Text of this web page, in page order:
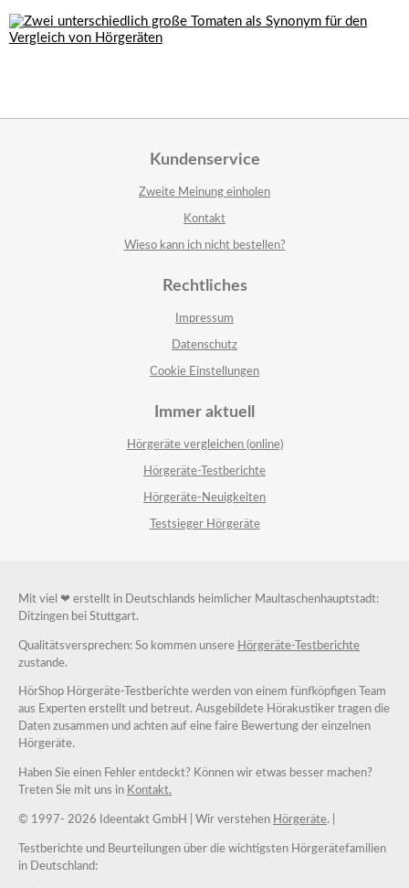
Kundenservice
Zweite Meinung einholen
Kontakt
Wieso kann ich nicht bestellen?
Rechtliches
Impressum
Datenschutz
Cookie Einstellungen
Immer aktuell
Hörgeräte vergleichen (online)
Hörgeräte-Testberichte
Hörgeräte-Neuigkeiten
Testsieger Hörgeräte
Mit viel ❤ erstellt in Deutschlands heimlicher Maultaschenhauptstadt:
Ditzingen bei Stuttgart.
Qualitätsversprechen: So kommen unsere Hörgeräte-Testberichte
zustande.
HörShop Hörgeräte-Testberichte werden von einem fünfköpfigen Team
aus Experten erstellt und betreut. Ausgebildete Hörakustiker tragen die
Daten zusammen und achten auf eine faire Bewertung der einzelnen
Hörgeräte.
Haben Sie einen Fehler entdeckt? Können wir etwas besser machen?
Treten Sie mit uns in Kontakt.
© 1997- 2026 Ideentakt GmbH | Wir verstehen Hörgeräte. |
Testberichte und Beurteilungen über die wichtigsten Hörgerätefamilien
in Deutschland: